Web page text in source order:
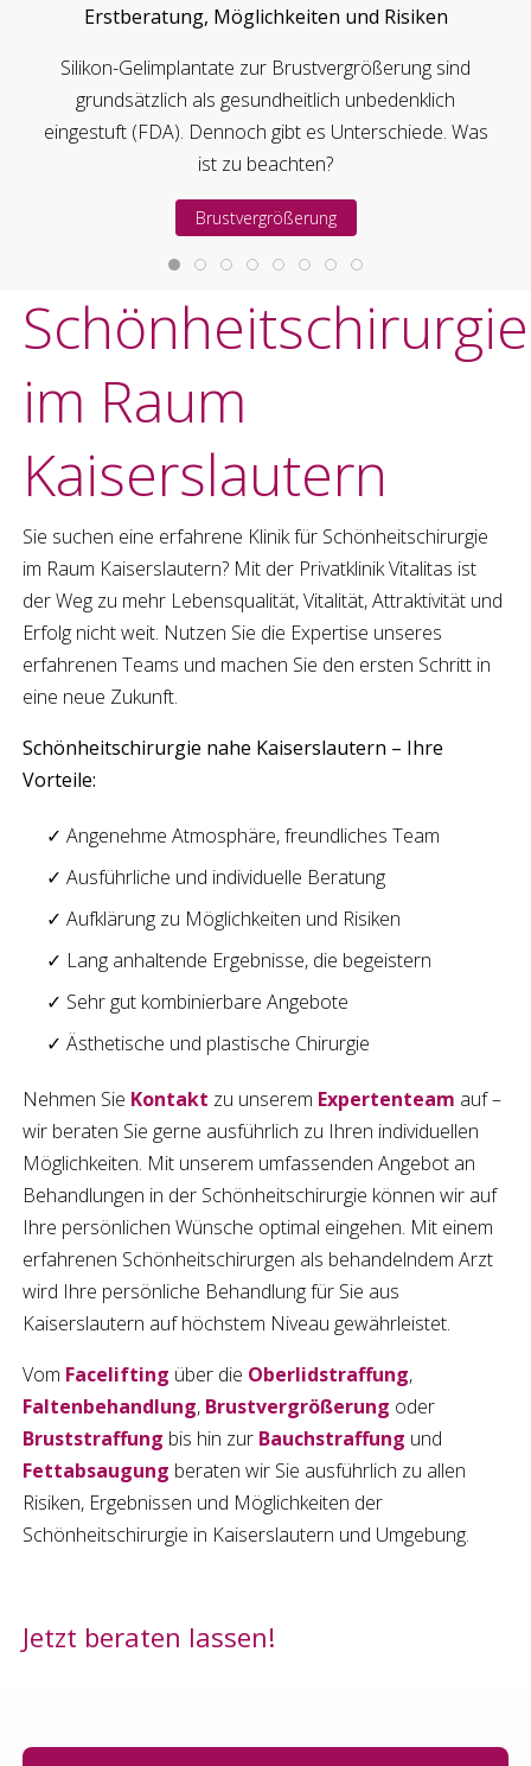
Erstberatung, Möglichkeiten und Risiken
Silikon-Gelimplantate zur Brustvergrößerung sind
grundsätzlich als gesundheitlich unbedenklich
eingestuft (FDA). Dennoch gibt es Unterschiede. Was
ist zu beachten?
Brustvergrößerung
Schönheitschirurgie
im Raum
Kaiserslautern
Sie suchen eine erfahrene Klinik für Schönheitschirurgie
im Raum Kaiserslautern? Mit der Privatklinik Vitalitas ist
der Weg zu mehr Lebensqualität, Vitalität, Attraktivität und
Erfolg nicht weit. Nutzen Sie die Expertise unseres
erfahrenen Teams und machen Sie den ersten Schritt in
eine neue Zukunft.
Schönheitschirurgie nahe Kaiserslautern – Ihre
Vorteile:
✓ Angenehme Atmosphäre, freundliches Team
✓ Ausführliche und individuelle Beratung
✓ Aufklärung zu Möglichkeiten und Risiken
✓ Lang anhaltende Ergebnisse, die begeistern
✓ Sehr gut kombinierbare Angebote
✓ Ästhetische und plastische Chirurgie
Nehmen Sie Kontakt zu unserem Expertenteam auf –
wir beraten Sie gerne ausführlich zu Ihren individuellen
Möglichkeiten. Mit unserem umfassenden Angebot an
Behandlungen in der Schönheitschirurgie können wir auf
Ihre persönlichen Wünsche optimal eingehen. Mit einem
erfahrenen Schönheitschirurgen als behandelndem Arzt
wird Ihre persönliche Behandlung für Sie aus
Kaiserslautern auf höchstem Niveau gewährleistet.
Vom Facelifting über die Oberlidstraffung,
Faltenbehandlung, Brustvergrößerung oder
Bruststraffung bis hin zur Bauchstraffung und
Fettabsaugung beraten wir Sie ausführlich zu allen
Risiken, Ergebnissen und Möglichkeiten der
Schönheitschirurgie in Kaiserslautern und Umgebung.
Jetzt beraten lassen!